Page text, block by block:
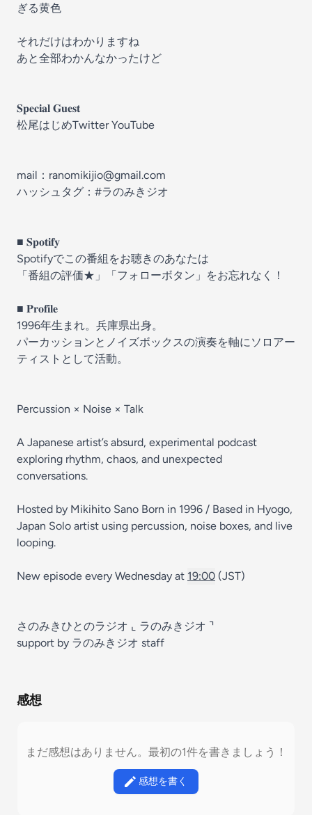
ぎる黄色
それだけはわかりますね
あと全部わかんなかったけど
𝐒𝐩𝐞𝐜𝐢𝐚𝐥 𝐆𝐮𝐞𝐬𝐭
松尾はじめTwitter YouTube
mail： ⁠⁠⁠ranomikijio@gmail.com⁠⁠⁠
ハッシュタグ：#ラのみきジオ
■ 𝐒𝐩𝐨𝐭𝐢𝐟𝐲
Spotifyでこの番組をお聴きのあなたは
「番組の評価★」「フォローボタン」をお忘れなく！
■ 𝐏𝐫𝐨𝐟𝐢𝐥𝐞
1996年生まれ。兵庫県出身。
パーカッションとノイズボックスの演奏を軸にソロアー
ティストとして活動。
Percussion × Noise × Talk
A Japanese artist’s absurd, experimental podcast
exploring rhythm, chaos, and unexpected
conversations.
Hosted by Mikihito Sano Born in 1996 / Based in Hyogo,
Japan Solo artist using percussion, noise boxes, and live
looping.
New episode every Wednesday at 19:00 (JST)
さのみきひとのラジオ ⌞ ラのみきジオ ⌝
support by ラのみきジオ staff
感想
まだ感想はありません。最初の1件を書きましょう！
感想を書く